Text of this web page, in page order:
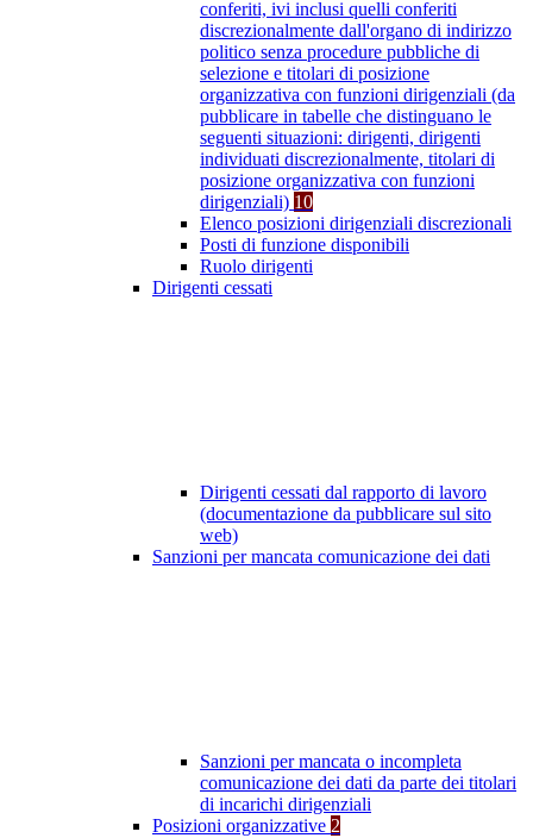
conferiti, ivi inclusi quelli conferiti
discrezionalmente dall'organo di indirizzo
politico senza procedure pubbliche di
selezione e titolari di posizione
organizzativa con funzioni dirigenziali (da
pubblicare in tabelle che distinguano le
seguenti situazioni: dirigenti, dirigenti
individuati discrezionalmente, titolari di
posizione organizzativa con funzioni
dirigenziali) 10
Elenco posizioni dirigenziali discrezionali
Posti di funzione disponibili
Ruolo dirigenti
Dirigenti cessati
Dirigenti cessati dal rapporto di lavoro
(documentazione da pubblicare sul sito
web)
Sanzioni per mancata comunicazione dei dati
Sanzioni per mancata o incompleta
comunicazione dei dati da parte dei titolari
di incarichi dirigenziali
Posizioni organizzative 2